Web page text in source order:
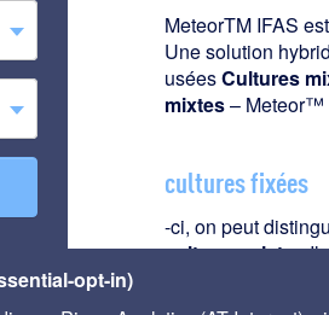
MeteorTM IFAS
Une solution
uséesCultures
mixtes– Meteor™
cultures fixées
-ci, on peut
culturesmixtesIl
opt-in)